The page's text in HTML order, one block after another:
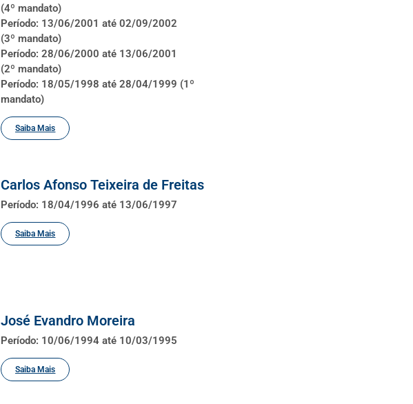
(4º mandato)
Período: 13/06/2001 até 02/09/2002
(3º mandato)
Período: 28/06/2000 até 13/06/2001
(2º mandato)
Período: 18/05/1998 até 28/04/1999 (1º
mandato)
Saiba Mais
Carlos Afonso Teixeira de Freitas
Período: 18/04/1996 até 13/06/1997
Saiba Mais
José Evandro Moreira
Período: 10/06/1994 até 10/03/1995
Saiba Mais